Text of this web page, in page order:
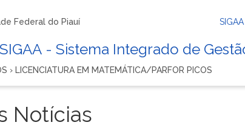
Federal do Piauí SIGAA
SIGAA - Sistema Integrado de
› LICENCIATURA EM MATEMÁTICA/PARFOR PICOS
Notícias